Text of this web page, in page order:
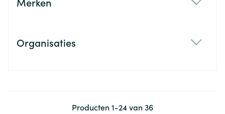
Organisaties
Producten1-24van36